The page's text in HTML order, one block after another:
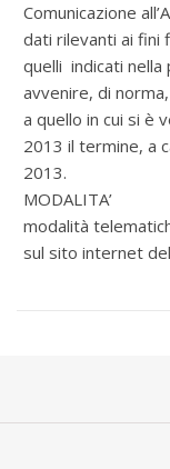
Comunicazione
dati rilevanti ai fini
quelli indicati nella
avvenire, di
a quello in cui si è
2013 il termine, a
2013.
MODALITA’
modalità
sul sito internet